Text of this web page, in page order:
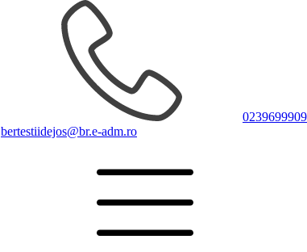
0239699909
bertestiidejos@br.e-adm.ro